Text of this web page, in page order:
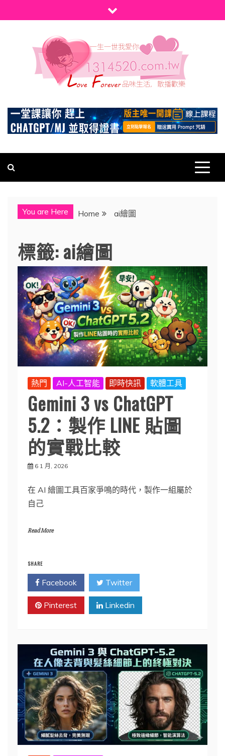
to
You are Here Home ai繪圖
標籤:ai繪圖
熱門 AI-人工智能 即時快訊 軟體工具
Gemini 3 vs ChatGPT
5.2：製作 LINE 貼圖
的實戰比較
6 1 月, 2026
在 AI 繪圖工具百家爭鳴的時代，製作一組屬於
自己
Read More
SHARE
Facebook Twitter
Pinterest Linkedin